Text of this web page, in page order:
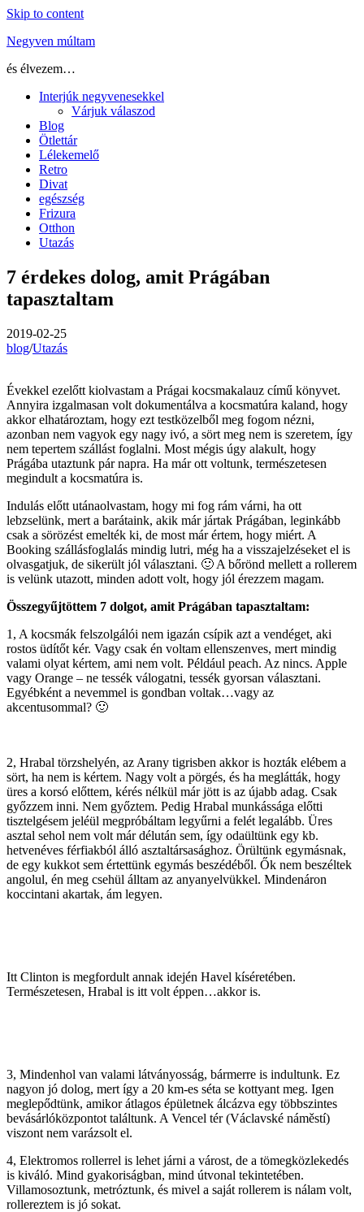
Skip to content
Negyven múltam
és élvezem…
Interjúk negyvenesekkel
Várjuk válaszod
Blog
Ötlettár
Lélekemelő
Retro
Divat
egészség
Frizura
Otthon
Utazás
7 érdekes dolog, amit Prágában
tapasztaltam
2019-02-25
blog/Utazás
Évekkel ezelőtt kiolvastam a Prágai kocsmakalauz című könyvet.
Annyira izgalmasan volt dokumentálva a kocsmatúra kaland, hogy
akkor elhatároztam, hogy ezt testközelből meg fogom nézni,
azonban nem vagyok egy nagy ivó, a sört meg nem is szeretem, így
nem tepertem szállást foglalni. Most mégis úgy alakult, hogy
Prágába utaztunk pár napra. Ha már ott voltunk, természetesen
megindult a kocsmatúra is.
Indulás előtt utánaolvastam, hogy mi fog rám várni, ha ott
lebzselünk, mert a barátaink, akik már jártak Prágában, leginkább
csak a sörözést emelték ki, de most már értem, hogy miért. A
Booking szállásfoglalás mindig lutri, még ha a visszajelzéseket el is
olvasgatjuk, de sikerült jól választani. 🙂 A bőrönd mellett a rollerem
is velünk utazott, minden adott volt, hogy jól érezzem magam.
Összegyűjtöttem 7 dolgot, amit Prágában tapasztaltam:
1, A kocsmák felszolgálói nem igazán csípik azt a vendéget, aki
rostos üdítőt kér. Vagy csak én voltam ellenszenves, mert mindig
valami olyat kértem, ami nem volt. Például peach. Az nincs. Apple
vagy Orange – ne tessék válogatni, tessék gyorsan választani.
Egyébként a nevemmel is gondban voltak…vagy az
akcentusommal? 🙂
2, Hrabal törzshelyén, az Arany tigrisben akkor is hozták elébem a
sört, ha nem is kértem. Nagy volt a pörgés, és ha meglátták, hogy
üres a korsó előttem, kérés nélkül már jött is az újabb adag. Csak
győzzem inni. Nem győztem. Pedig Hrabal munkássága előtti
tisztelgésem jeléül megpróbáltam legyűrni a felét legalább. Üres
asztal sehol nem volt már délután sem, így odaültünk egy kb.
hetvenéves férfiakból álló asztaltársasághoz. Örültünk egymásnak,
de egy kukkot sem értettünk egymás beszédéből. Ők nem beszéltek
angolul, én meg csehül álltam az anyanyelvükkel. Mindenáron
koccintani akartak, ám legyen.
Itt Clinton is megfordult annak idején Havel kíséretében.
Természetesen, Hrabal is itt volt éppen…akkor is.
3, Mindenhol van valami látványosság, bármerre is indultunk. Ez
nagyon jó dolog, mert így a 20 km-es séta se kottyant meg. Igen
meglepődtünk, amikor átlagos épületnek álcázva egy többszintes
bevásárlóközpontot találtunk. A Vencel tér (Václavské náměstí)
viszont nem varázsolt el.
4, Elektromos rollerrel is lehet járni a várost, de a tömegközlekedés
is kiváló. Mind gyakoriságban, mind útvonal tekintetében.
Villamosoztunk, metróztunk, és mivel a saját rollerem is nálam volt,
rollereztem is jó sokat.